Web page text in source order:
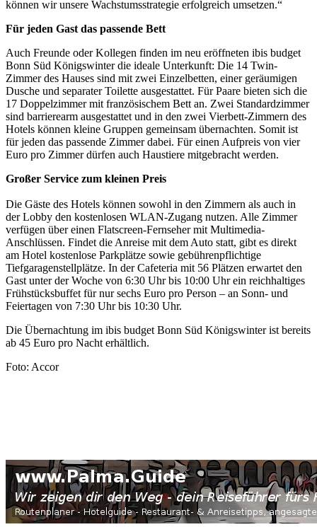
können wir unsere Wachstumsstrategie erfolgreich umsetzen.“
Für jeden Gast das passende Bett
Auch Freunde oder Kollegen finden im neu eröffneten ibis budget
Bonn Süd Königswinter die ideale Unterkunft: Die 14 Twin-
Zimmer des Hauses sind mit zwei Einzelbetten, einer geräumigen
Dusche und separater Toilette ausgestattet. Für Paare bieten sich die
17 Doppelzimmer mit französischem Bett an. Zwei Standardzimmer
sind barrierearm ausgestattet und in den zwei Vierbett-Zimmern des
Hotels können kleine Gruppen gemeinsam übernachten. Somit ist
für jeden das passende Zimmer dabei. Für einen Aufpreis von vier
Euro pro Zimmer dürfen auch Haustiere mitgebracht werden.
Großer Service zum kleinen Preis
Die Gäste des Hotels können sowohl in den Zimmern als auch in
der Lobby den kostenlosen WLAN-Zugang nutzen. Alle Zimmer
verfügen über einen Flatscreen-Fernseher mit Multimedia-
Anschlüssen. Findet die Anreise mit dem Auto statt, gibt es direkt
am Hotel kostenlose Parkplätze sowie gebührenpflichtige
Tiefgaragenstellplätze. In der Cafeteria mit 56 Plätzen erwartet den
Gast unter der Woche von 6:30 Uhr bis 10:00 Uhr ein reichhaltiges
Frühstücksbuffet für nur sechs Euro pro Person – an Sonn- und
Feiertagen von 7:30 Uhr bis 10:30 Uhr.
Die Übernachtung im ibis budget Bonn Süd Königswinter ist bereits
ab 45 Euro pro Nacht erhältlich.
Foto: Accor